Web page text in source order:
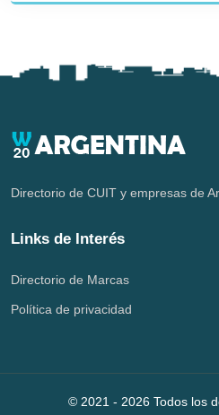
Directorio de CUIT y empresas de
Links de Interés
Directorio de Marcas
Política de privacidad
© 2021 - 2026 Todos los